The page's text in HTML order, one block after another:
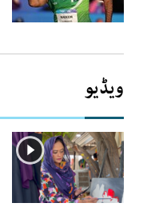
ویڈیو